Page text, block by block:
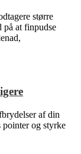
større
på at finpudse
af din
pointer og styrke